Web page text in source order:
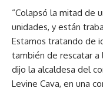
“Colapsó la mitad de
unidades, y están
Estamos tratando de
también de rescatar a
dijo la alcaldesa del
Levine Cava, en una